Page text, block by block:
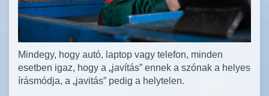
Mindegy, hogy autó, laptop vagy telefon, minden
esetben igaz, hogy a „javítás” ennek a szónak a helyes
írásmódja, a „javitás” pedig a helytelen.